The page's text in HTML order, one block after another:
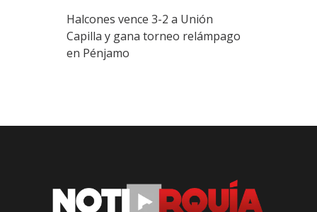
Halcones vence 3-2 a Unión
Capilla y gana torneo relámpago
en Pénjamo